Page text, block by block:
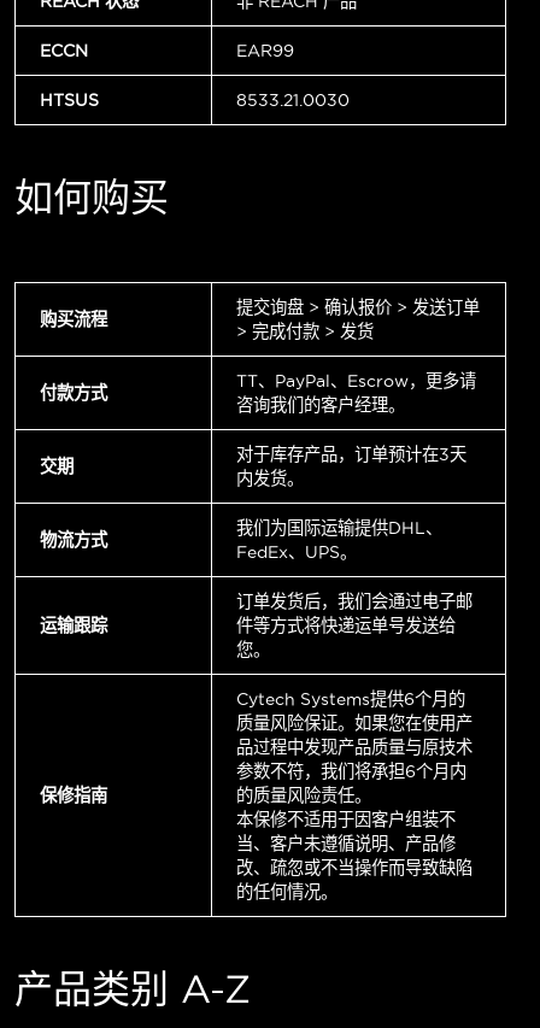
ECCN EAR99
HTSUS 8533.21.0030
如何购买
购买流程
提交询盘 > 确认报价 > 发送订单
> 完成付款 > 发货
付款方式
TT、PayPal、Escrow，更多请
咨询我们的客户经理。
交期
对于库存产品，订单预计在3天
内发货。
物流方式
我们为国际运输提供DHL、
FedEx、UPS。
运输跟踪
订单发货后，我们会通过电子邮
件等方式将快递运单号发送给
您。
保修指南
Cytech Systems提供6个月的
质量风险保证。如果您在使用产
品过程中发现产品质量与原技术
参数不符，我们将承担6个月内
的质量风险责任。
本保修不适用于因客户组装不
当、客户未遵循说明、产品修
改、疏忽或不当操作而导致缺陷
的任何情况。
产品类别 A-Z